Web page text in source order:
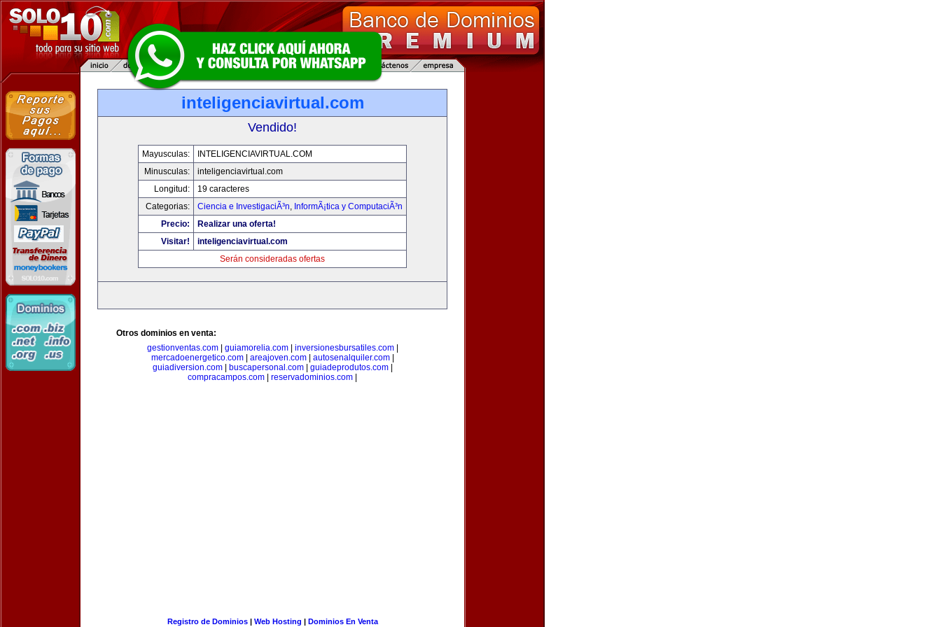
inteligenciavirtual.com
Vendido!
Mayusculas:
INTELIGENCIAVIRTUAL.COM
Minusculas:
inteligenciavirtual.com
Longitud:
19 caracteres
Categorias:
Ciencia e InvestigaciÃ³n, InformÃ¡tica y ComputaciÃ³n
Precio:
Realizar una oferta!
Visitar!
inteligenciavirtual.com
Serán consideradas ofertas
Otros dominios en venta:
gestionventas.com| guiamorelia.com| inversionesbursatiles.com|
mercadoenergetico.com| areajoven.com| autosenalquiler.com|
guiadiversion.com| buscapersonal.com| guiadeprodutos.com|
compracampos.com
reservadominios.com
Registro de Dominios| Web Hosting | Dominios En Venta